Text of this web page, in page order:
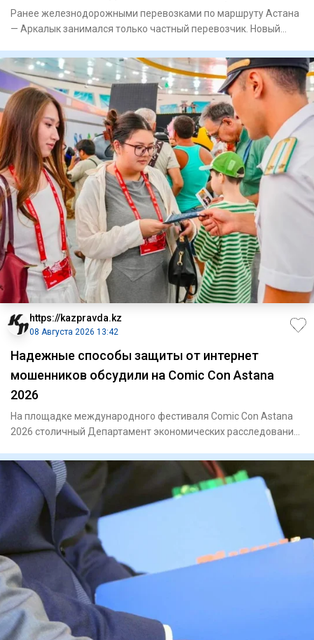
Ранее железнодорожными перевозками по маршруту Астана
— Аркалык занимался только частный перевозчик. Новый
https://kazpravda.kz
08 Августа 2026 13:42
Надежные способы защиты от интернет
мошенников обсудили на Comic Con Astana
2026
На площадке международного фестиваля Comic Con Astana
2026 столичный Департамент экономических расследований